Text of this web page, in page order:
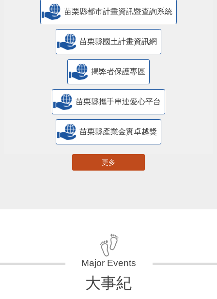
苗栗縣都市計畫資訊暨查詢系統
苗栗縣國土計畫資訊網
揭弊者保護專區
苗栗縣攜手串連愛心平台
苗栗縣產業金實卓越獎
更多
大事紀